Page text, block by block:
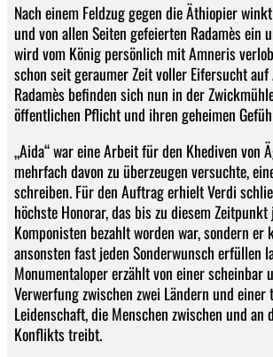
Nach einem Feldzug gegen die Äthiopier
und von allen Seiten gefeierten Radamès ein
wird vom König persönlich mit Amneris
schon seit geraumer Zeit voller Eifersucht auf
Radamès befinden sich nun in der
öffentlichen Pflicht und ihren geheimen
„Aida“ war eine Arbeit für den Khediven von
mehrfach davon zu überzeugen versuchte,
schreiben. Für den Auftrag erhielt Verdi
höchste Honorar, das bis zu diesem Zeitpunkt
Komponisten bezahlt worden war, sondern er
ansonsten fast jeden Sonderwunsch erfüllen
Monumentaloper erzählt von einer scheinbar
Verwerfung zwischen zwei Ländern und
Leidenschaft, die Menschen zwischen und an
Konflikts treibt.